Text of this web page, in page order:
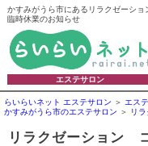
かすみがうら市にあるリラクゼーシ
臨時休業のお知らせ
エステサロン
らいらいネット エステサロン エス
かすみがうら市のエステサロン
リ
リラクゼーション